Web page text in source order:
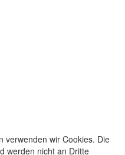
verwenden wir Cookies. Die
werden nicht an Dritte